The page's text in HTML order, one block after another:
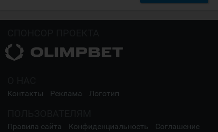
Контакты Реклама Логотип
Правила сайта Конфиденциальность Соглашение